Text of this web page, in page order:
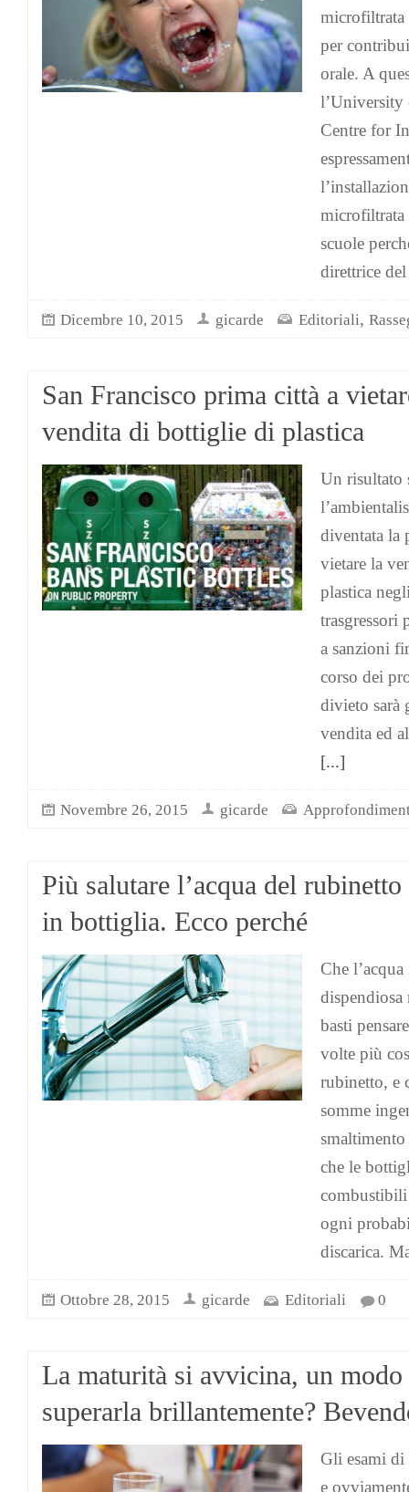
microfiltrata
per
orale. A
l’University
Centre for
microfiltrata
scuole
direttrice
Dicembre 10, 2015 gicarde Editoriali,
San Francisco prima città a
vendita di bottiglie di plastica
Un risultato
diventata la
vietare la
plastica
trasgressori
a sanzioni
corso dei
divieto sarà
vendita ed
[...]
Novembre 26, 2015 gicarde
Più salutare l’acqua del
in bottiglia. Ecco perché
Che
basti
volte più
rubinetto, e
somme
che le
ogni
discarica.
Ottobre 28, 2015 gicarde Editoriali 0
La maturità si avvicina, un modo
superarla brillantemente?
Gli esami di
e